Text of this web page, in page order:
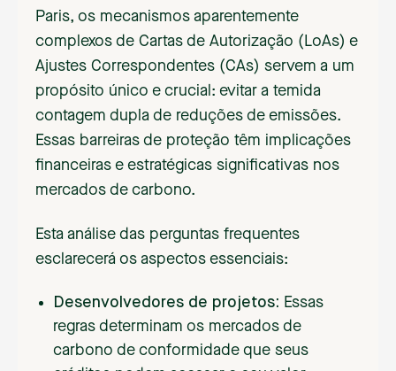
Paris, os mecanismos aparentemente
complexos de Cartas de Autorização (LoAs) e
Ajustes Correspondentes (CAs) servem a um
propósito único e crucial: evitar a temida
contagem dupla de reduções de emissões.
Essas barreiras de proteção têm implicações
financeiras e estratégicas significativas nos
mercados de carbono.
Esta análise das perguntas frequentes
esclarecerá os aspectos essenciais:
Desenvolvedores de projetos: Essas
regras determinam os mercados de
carbono de conformidade que seus